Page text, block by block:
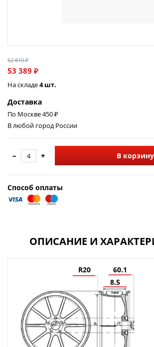
62 810 ₽
53 389 ₽
На складе4 шт.
Доставка
По Москве 450 ₽
В любой город России
– + В корзину
Способ оплаты
ОПИСАНИЕ И
R20
60.1
8.5